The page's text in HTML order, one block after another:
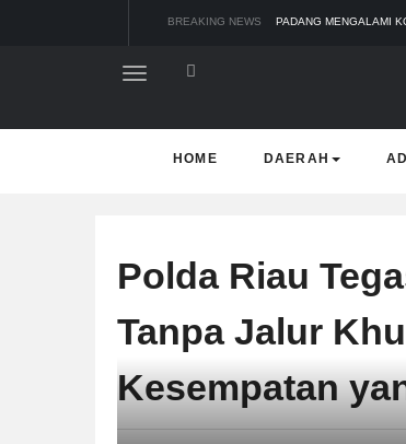
BREAKING NEWS
PADANG MENGALAMI
BUPATI KAMPAR
SEKDA RIAU
HOME DAERAH
Polda Riau
Tanpa Jalur
Kesempatan